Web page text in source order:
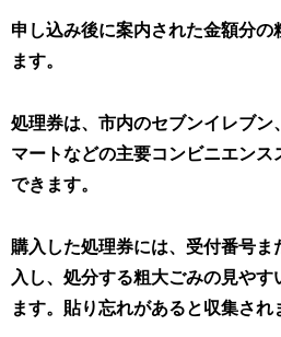
申し込み後に案内された金額分の
ます。
処理券は、市内のセブンイレブ
マートなどの主要コンビニエン
できます。
購入した処理券には、受付番号
入し、処分する粗大ごみの見や
ます。貼り忘れがあると収集され